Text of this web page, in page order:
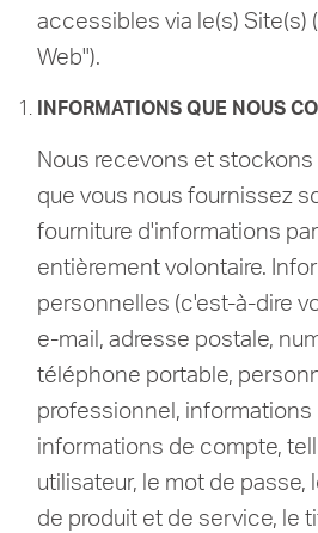
accessibles via le(s) Site(s)
Web").
INFORMATIONS QUE NOUS
Nous recevons et
que vous nous fournissez
fourniture d'informations
entièrement volontaire.
personnelles (c'est-à-dire
e-mail, adresse postale,
téléphone portable,
professionnel,
informations de compte,
utilisateur, le mot de passe,
de produit et de service, le